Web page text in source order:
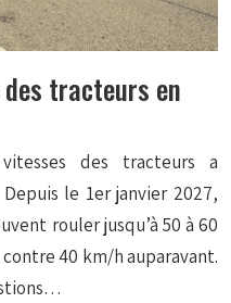
tracteurs en
des tracteurs a
le 1er janvier 2027,
rouler jusqu’à 50 à 60
40 km/h auparavant.